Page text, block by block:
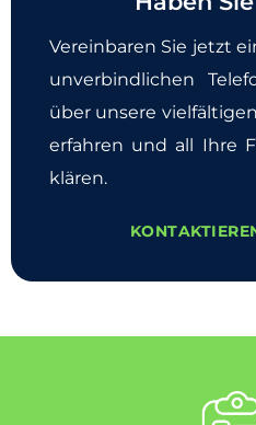
Vereinbaren Sie jetzt
unverbindlichen
über unsere
erfahren und all Ihre
klären.